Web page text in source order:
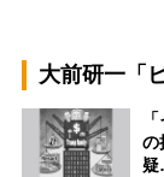
大前研一「
の